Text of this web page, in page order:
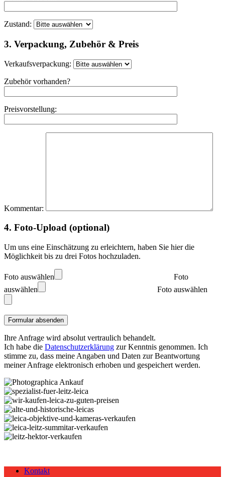
Zustand:
3. Verpackung, Zubehör & Preis
Verkaufsverpackung:
Zubehör vorhanden?
Preisvorstellung:
Kommentar:
4. Foto-Upload (optional)
Um uns eine Einschätzung zu erleichtern, haben Sie hier die
Möglichkeit bis zu drei Fotos hochzuladen.
Foto auswählen
Foto
auswählen
Foto auswählen
Ihre Anfrage wird absolut vertraulich behandelt.
Ich habe die Datenschutzerklärung zur Kenntnis genommen. Ich
stimme zu, dass meine Angaben und Daten zur Beantwortung
meiner Anfrage elektronisch erhoben und gespeichert werden.
Kontakt